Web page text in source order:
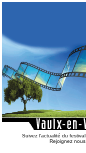
Suivez l'actualité du festival
Rejoignez nous